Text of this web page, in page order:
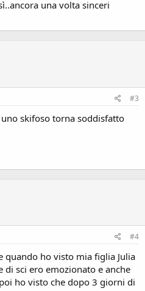
una volta sinceri
#3
skifoso torna soddisfatto
#4
quando ho visto mia figlia Julia
di sci ero emozionato e anche
ho visto che dopo 3 giorni di